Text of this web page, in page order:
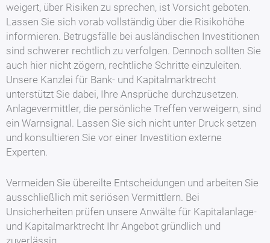
weigert, über Risiken zu sprechen, ist Vorsicht geboten.
Lassen Sie sich vorab vollständig über die Risikohöhe
informieren. Betrugsfälle bei ausländischen Investitionen
sind schwerer rechtlich zu verfolgen. Dennoch sollten Sie
auch hier nicht zögern, rechtliche Schritte einzuleiten.
Unsere Kanzlei für Bank- und Kapitalmarktrecht
unterstützt Sie dabei, Ihre Ansprüche durchzusetzen.
Anlagevermittler, die persönliche Treffen verweigern, sind
ein Warnsignal. Lassen Sie sich nicht unter Druck setzen
und konsultieren Sie vor einer Investition externe
Experten.
Vermeiden Sie übereilte Entscheidungen und arbeiten Sie
ausschließlich mit seriösen Vermittlern. Bei
Unsicherheiten prüfen unsere Anwälte für Kapitalanlage-
und Kapitalmarktrecht Ihr Angebot gründlich und